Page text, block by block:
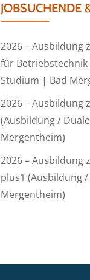
JOBSUCHENDE
2026 – Ausbildung
für
Studium | Bad
2026 – Ausbildung
(Ausbildung /
Mergentheim)
2026 – Ausbildung
plus1 (Ausbildung
Mergentheim)